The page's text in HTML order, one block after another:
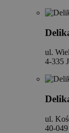
ul.
4-335
ul.
40-